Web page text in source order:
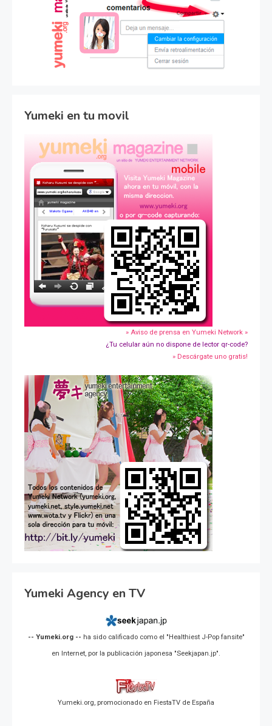
Yumeki en tu movil
» Aviso de prensa en Yumeki Network »
¿Tu celular aún no dispone de lector qr-code?
» Descárgate uno gratis!
Yumeki Agency en TV
-- Yumeki.org -- ha sido calificado como el "Healthiest J-Pop fansite"
en Internet, por la publicación japonesa "Seekjapan.jp".
Yumeki.org, promocionado en FiestaTV de España